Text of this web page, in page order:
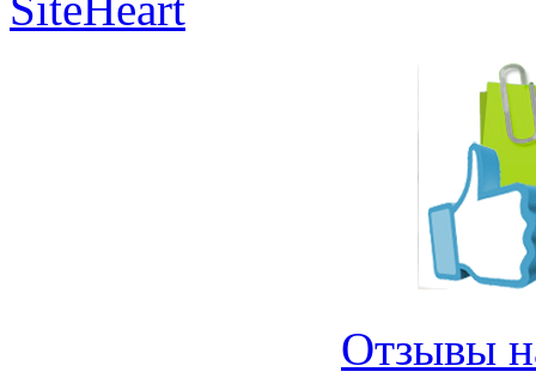
Отзывы